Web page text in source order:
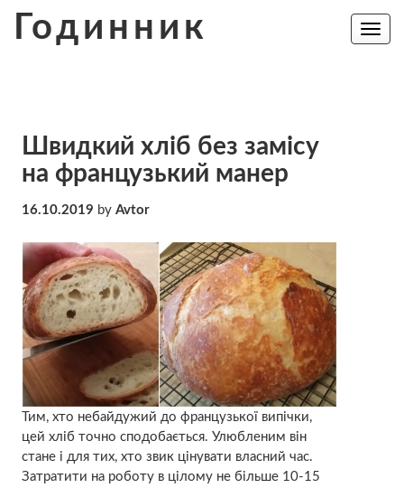
Годинник
Toggle
Швидкий хліб без замісу
на французький манер
16.10.2019 by Avtor
Тим, хто небайдужий до французької випічки,
цей хліб точно сподобається. Улюбленим він
стане і для тих, хто звик цінувати власний час.
Затратити на роботу в цілому не більше 10-15